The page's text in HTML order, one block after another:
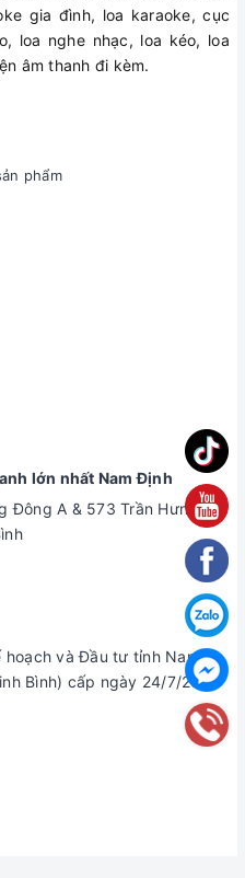
#chuyểnquang
gia đình, loa karaoke, cục
loa nghe nhạc, loa kéo, loa
âm thanh đi kèm.
phẩm
lớn nhất Nam Định
Đông A & 573 Trần Hưng
hoạch và Đầu tư tỉnh Nam
Bình) cấp ngày 24/7/2006